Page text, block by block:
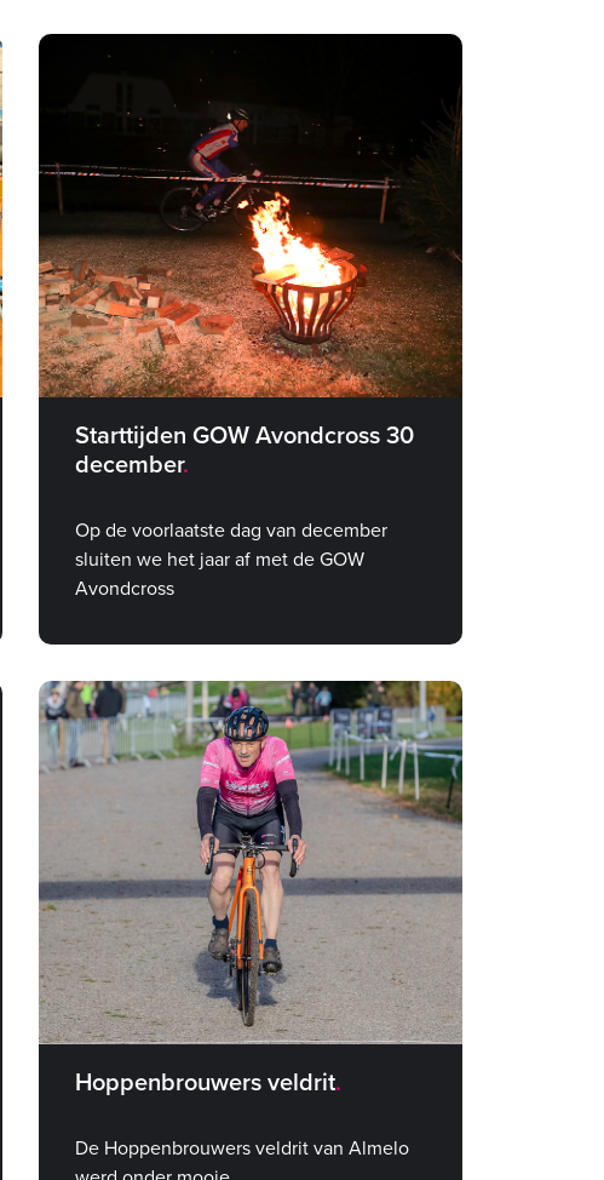
Starttijden GOW Avondcross 30
december
Op de voorlaatste dag van december
sluiten we het jaar af met de GOW
Avondcross
Hoppenbrouwers veldrit
De Hoppenbrouwers veldrit van Almelo